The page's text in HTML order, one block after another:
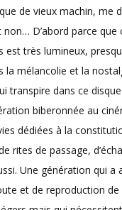
de vieux machin, me
D’abord parce que
est très lumineux,
la mélancolie et la
transpire dans ce
biberonnée au
dédiées à la
rites de passage,
Une génération qui a
et de reproduction de